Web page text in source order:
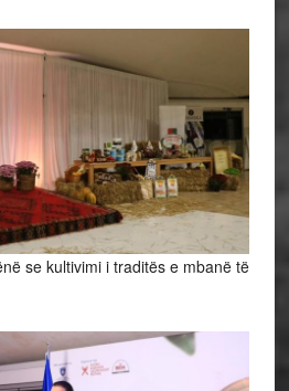
se kultivimi i traditës e mbanë të